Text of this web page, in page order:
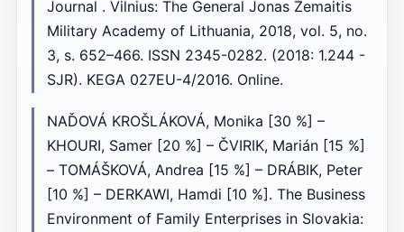
Journal . Vilnius: The General Jonas Žemaitis
Military Academy of Lithuania, 2018, vol. 5, no.
3, s. 652–466. ISSN 2345-0282. (2018: 1.244 -
SJR). KEGA 027EU-4/2016. Online.
NAĎOVÁ KROŠLÁKOVÁ, Monika [30 %] –
KHOURI, Samer [20 %] – ČVIRIK, Marián [15 %]
– TOMÁŠKOVÁ, Andrea [15 %] – DRÁBIK, Peter
[10 %] – DERKAWI, Hamdi [10 %]. The Business
Environment of Family Enterprises in Slovakia: